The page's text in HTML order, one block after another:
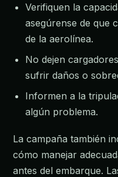
Verifiquen la
asegúrense de que
de la aerolínea.
No dejen
sufrir daños o
Informen a la
algún problema.
La campaña también
cómo manejar
antes del embarque.